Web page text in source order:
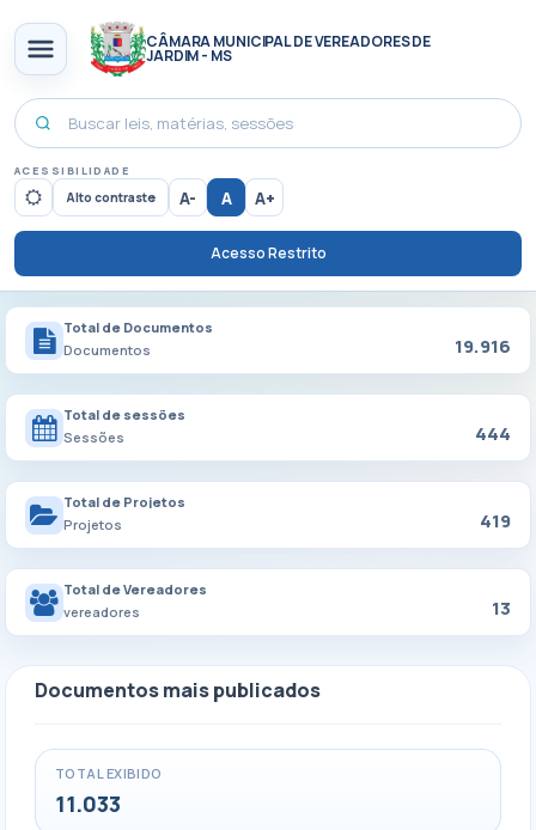
CÂMARA MUNICIPAL DE VEREADORES DE
JARDIM - MS
ACESSIBILIDADE
Alto contraste A- A A+
Acesso Restrito
Total de Documentos
Documentos
19.916
Total de sessões
Sessões
444
Total de Projetos
Projetos
419
Total de Vereadores
vereadores
13
Documentos mais publicados
TOTAL EXIBIDO
11.033